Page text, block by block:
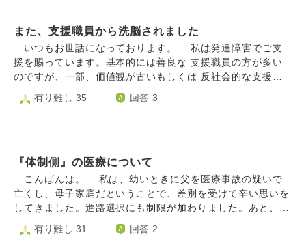
るを繰り返してきました。 お陰ですっかり他人も自分も信
じられなくなりました。今現在は業務で報告や相談が必要な
こと以外は誰とも話していません。 しかし、元来の性格、
何かあれば思うことがあり感情を抱くことがありますから、
することで揚げ足を取られ、発言を曲解されたりなどあるの
専念していて、嫌な気分になる人間関係は辞めています。
こうした経験は長く人間不信、人間恐怖は変わりそうにあり
ませんが、また話したくてご相談させてもらいました。よろ
しくお願いいたします。
また、支援職員から洗脳されました
いつもお世話になっております。 私は発達障害でご支
援を賜っています。基本的には善良な 支援職員の方が多い
のですが、一部、価値観が古いもしくは 反社会的な支援職
員がいます。 私はこれまで二度ほど、支援職員から洗脳
を受けました。 一度は民間の訓練施設。ある座学の日
員が、お寺の博物館が障害者 割引に対応していないことに
腹を立て、「受付の態度が悪い」と いちゃもんを付け、レ
セプションの机を叩きながら怒鳴り散らし たそうです。利
用者ではなく職員が、です。 その施設と縁が切れ、次は
すからね」と言ってくるのです。 挙句の果てには、私が
有り難し 35 回答 3
『体制側』の医療について
こんばんは。 私は、幼いときに父を医療事故の疑いで
亡くし、母子家庭だということで、差別を受けて辛い思いを
してきました。進路選択にも制限が加わりました。あと、就
職して2〜3年目で、上司の家族がガンで亡くなり、その悪影
有り難し 31 回答 2